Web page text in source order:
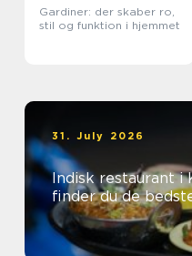
Gardiner: der skaber ro,
stil og funktion i hjemmet
31. July 2026
Indisk restaurant i
finder du de